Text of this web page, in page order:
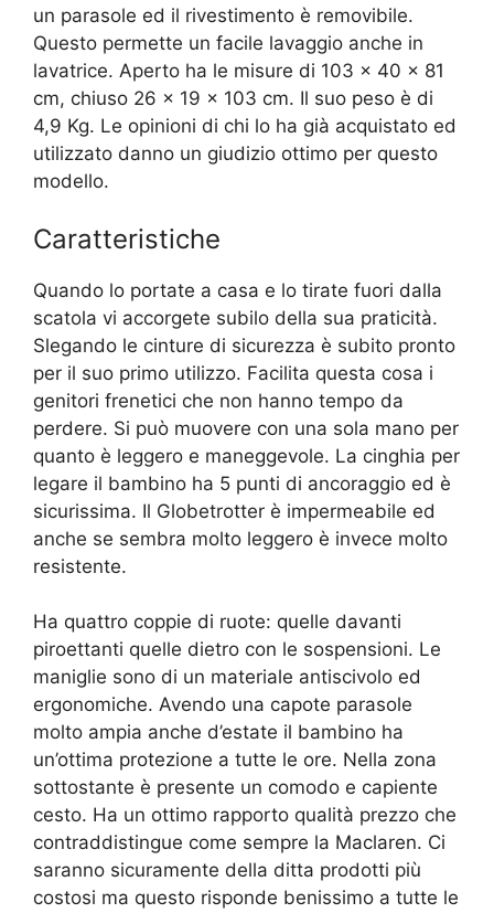
un parasole ed il rivestimento è removibile.
Questo permette un facile lavaggio anche in
lavatrice. Aperto ha le misure di 103 x 40 x 81
cm, chiuso 26 x 19 x 103 cm. Il suo peso è di
4,9 Kg. Le opinioni di chi lo ha già acquistato ed
utilizzato danno un giudizio ottimo per questo
modello.
Caratteristiche
Quando lo portate a casa e lo tirate fuori dalla
scatola vi accorgete subilo della sua praticità.
Slegando le cinture di sicurezza è subito pronto
per il suo primo utilizzo. Facilita questa cosa i
genitori frenetici che non hanno tempo da
perdere. Si può muovere con una sola mano per
quanto è leggero e maneggevole. La cinghia per
legare il bambino ha 5 punti di ancoraggio ed è
sicurissima. Il Globetrotter è impermeabile ed
anche se sembra molto leggero è invece molto
resistente.
Ha quattro coppie di ruote: quelle davanti
piroettanti quelle dietro con le sospensioni. Le
maniglie sono di un materiale antiscivolo ed
ergonomiche. Avendo una capote parasole
molto ampia anche d’estate il bambino ha
un’ottima protezione a tutte le ore. Nella zona
sottostante è presente un comodo e capiente
cesto. Ha un ottimo rapporto qualità prezzo che
contraddistingue come sempre la Maclaren. Ci
saranno sicuramente della ditta prodotti più
costosi ma questo risponde benissimo a tutte le